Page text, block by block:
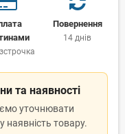
Повернення
14 днів
та наявності
уточнювати
наявність товару.